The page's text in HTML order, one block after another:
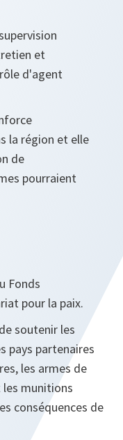
et
d'agent
la région et elle
de
pourraient
Fonds
pour la paix.
soutenir les
pays partenaires
les armes de
munitions
conséquences de